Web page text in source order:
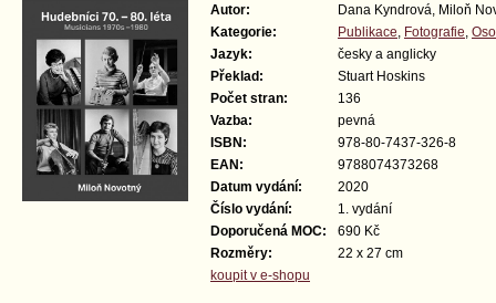
Autor:
Dana Kyndrová, Miloň
Kategorie:
Publikace, Fotografie,
Jazyk:
česky a anglicky
Překlad:
Stuart Hoskins
Počet stran:
136
Vazba:
pevná
ISBN:
978-80-7437-326-8
EAN:
9788074373268
Datum vydání:
2020
Číslo vydání:
1. vydání
Doporučená MOC:
690 Kč
Rozměry:
22 x 27 cm
koupit v e-shopu